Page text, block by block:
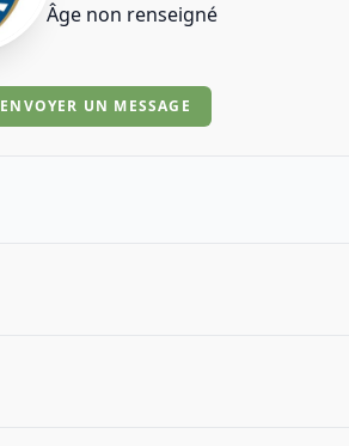
Âge non renseigné
ENVOYER UN MESSAGE